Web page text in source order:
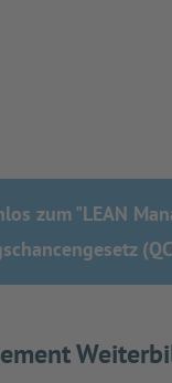
zum "LEAN